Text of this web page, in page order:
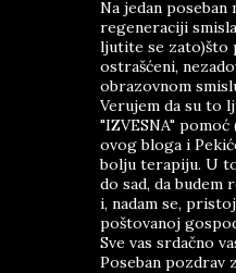
Na jedan
regeneraciji
ljutite se zato)što
ostrašćeni,
obrazovnom
Verujem da su to
"IZVESNA"
ovog bloga i
bolju terapiju. U
do sad, da budem
i, nadam se,
poštovanoj
Sve vas srdačno
Poseban pozdrav